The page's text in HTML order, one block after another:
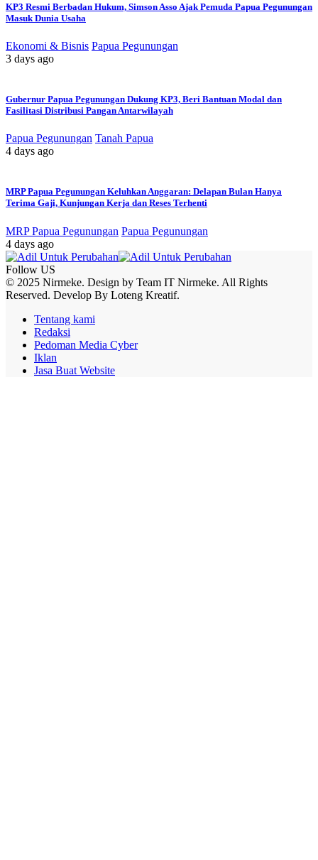
KP3 Resmi Berbadan Hukum, Simson Asso Ajak Pemuda Papua Pegunungan
Masuk Dunia Usaha
Ekonomi & Bisnis Papua Pegunungan
3 days ago
Gubernur Papua Pegunungan Dukung KP3, Beri Bantuan Modal dan
Fasilitasi Distribusi Pangan Antarwilayah
Papua Pegunungan Tanah Papua
4 days ago
MRP Papua Pegunungan Keluhkan Anggaran: Delapan Bulan Hanya
Terima Gaji, Kunjungan Kerja dan Reses Terhenti
MRP Papua Pegunungan Papua Pegunungan
4 days ago
Follow US
© 2025 Nirmeke. Design by Team IT Nirmeke. All Rights
Reserved. Develop By Loteng Kreatif.
Tentang kami
Redaksi
Pedoman Media Cyber
Iklan
Jasa Buat Website